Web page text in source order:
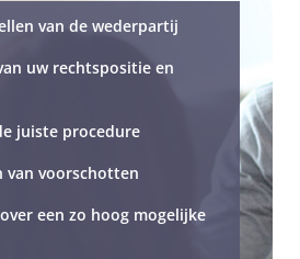
van de wederpartij
uw rechtspositie en
juiste procedure
van voorschotten
een zo hoog mogelijke